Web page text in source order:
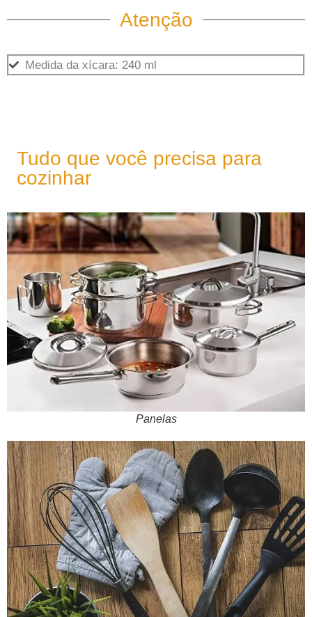
Atenção
Medida da xícara: 240 ml
Tudo que você precisa para
cozinhar
Panelas